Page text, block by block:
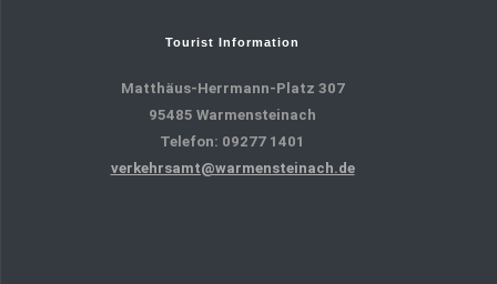
Tourist Information
Matthäus-Herrmann-Platz 307
95485 Warmensteinach
Telefon: 09277 1401
verkehrsamt@warmensteinach.de